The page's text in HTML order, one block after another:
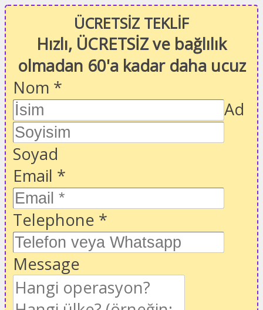
ÜCRETSİZ TEKLİF
Hızlı, ÜCRETSİZ ve bağlılık
olmadan 60'a kadar daha ucuz
Nom *
Ad
Soyad
Email *
Telephone *
Message